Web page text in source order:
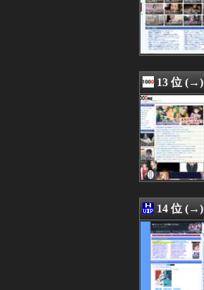
08/08 19:20
08/08 19:19
08/08 19:19
08/08 19:17
08/08 19:17
08/08 19:15
08/08 19:15
08/08 19:13
08/08 19:12
08/08 19:12
08/08 19:11
08/08 19:10
08/08 19:10
08/08 19:10
08/08 19:10
08/08 19:09
08/08 19:09
08/08 19:09
08/08 19:09
08/08 19:09
08/08 19:08
08/08 19:08
13 位 (→)
14 位 (→)